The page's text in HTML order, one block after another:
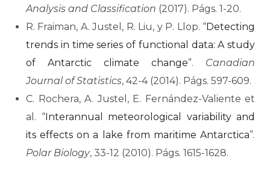
Analysis and Classification (2017). Págs. 1-20.
R. Fraiman, A. Justel, R. Liu, y P. Llop. “Detecting
trends in time series of functional data: A study
of Antarctic climate change”. Canadian
Journal of Statistics, 42-4 (2014). Págs. 597-609.
C. Rochera, A. Justel, E. Fernández-Valiente et
al. “Interannual meteorological variability and
its effects on a lake from maritime Antarctica”.
Polar Biology, 33-12 (2010). Págs. 1615-1628.